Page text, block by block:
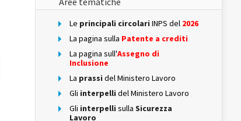
Le principali circolari INPS del 2026
La pagina sulla Patente a crediti
La pagina sull'Assegno di
Inclusione
La prassi del Ministero Lavoro
Gli interpelli del Ministero Lavoro
Gli interpelli sulla Sicurezza
Lavoro